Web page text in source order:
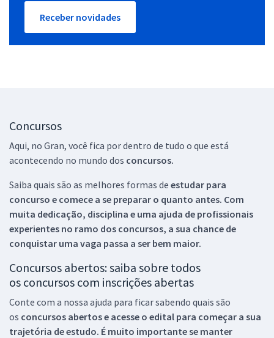
Receber novidades
Concursos
Aqui, no Gran, você fica por dentro de tudo o que está
acontecendo no mundo dos concursos.
Saiba quais são as melhores formas de estudar para
concurso e comece a se preparar o quanto antes. Com
muita dedicação, disciplina e uma ajuda de profissionais
experientes no ramo dos concursos, a sua chance de
conquistar uma vaga passa a ser bem maior.
Concursos abertos: saiba sobre todos
os concursos com inscrições abertas
Conte com a nossa ajuda para ficar sabendo quais são
os concursos abertos e acesse o edital para começar a sua
trajetória de estudo. É muito importante se manter